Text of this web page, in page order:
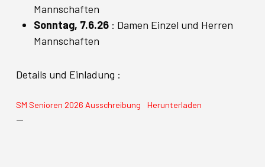
Mannschaften
Sonntag, 7.6.26: Damen Einzel und Herren
Mannschaften
Details und Einladung :
SM Senioren 2026 Ausschreibung Herunterladen
—